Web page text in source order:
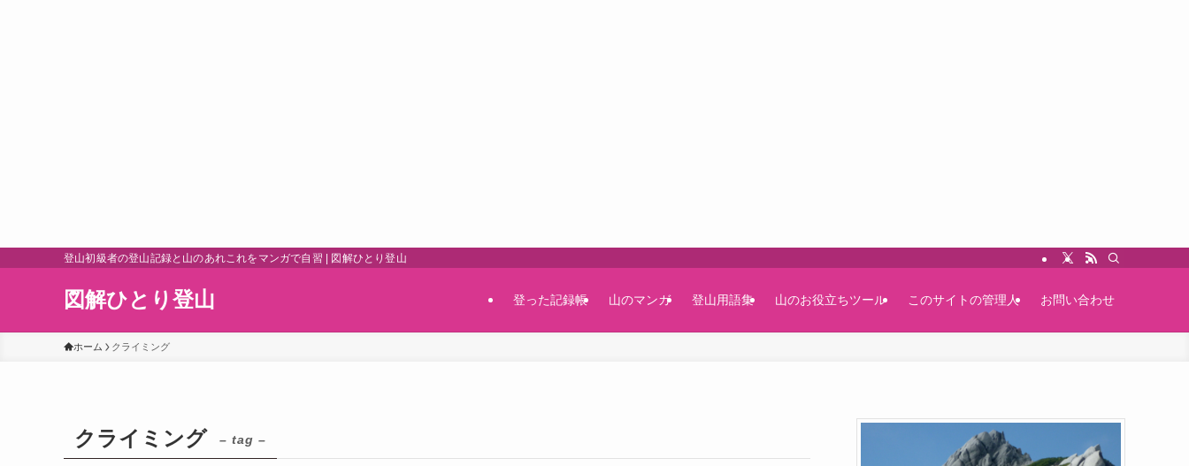
登山初級者の登山記録と山のあれこれをマンガで自習 | 図解ひとり登山
図解ひとり登山 登った記録帳 山のマンガ 登山用語集 山のお役立ちツール このサイトの管理人 お問い合わせ
ホーム クライミング
クライミング – tag –